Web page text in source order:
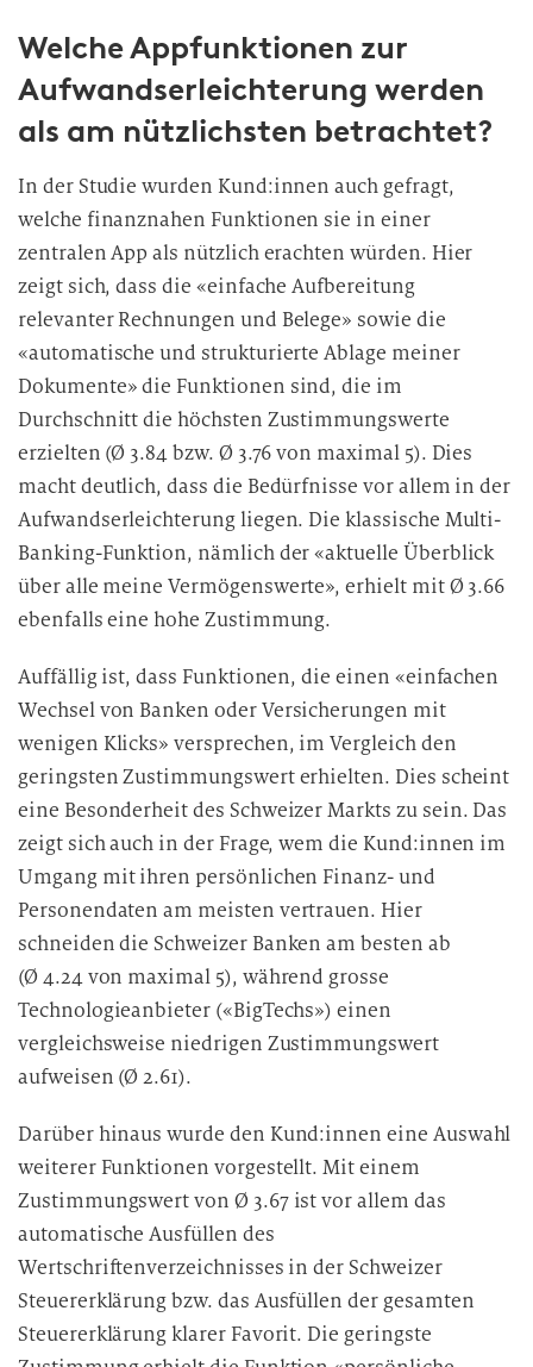
l
i
g
n
g
i
n
D
a
t
e
n
v
e
r
i
t
u
n
g
Welche Appfunktionen zur
Aufwandserleichterung werden
als am nützlichsten betrachtet?
In der Studie wurden Kund:innen auch gefragt,
welche finanznahen Funktionen sie in einer
zentralen App als nützlich erachten würden. Hier
zeigt sich, dass die «einfache Aufbereitung
relevanter Rechnungen und Belege» sowie die
«automatische und strukturierte Ablage meiner
Dokumente» die Funktionen sind, die im
Durchschnitt die höchsten Zustimmungswerte
erzielten (Ø 3.84 bzw. Ø 3.76 von maximal 5). Dies
macht deutlich, dass die Bedürfnisse vor allem in der
Aufwandserleichterung liegen. Die klassische Multi-
Banking-Funktion, nämlich der «aktuelle Überblick
über alle meine Vermögenswerte», erhielt mit Ø 3.66
ebenfalls eine hohe Zustimmung.
Auffällig ist, dass Funktionen, die einen «einfachen
Wechsel von Banken oder Versicherungen mit
wenigen Klicks» versprechen, im Vergleich den
geringsten Zustimmungswert erhielten. Dies scheint
eine Besonderheit des Schweizer Markts zu sein. Das
zeigt sich auch in der Frage, wem die Kund:innen im
Umgang mit ihren persönlichen Finanz- und
Personendaten am meisten vertrauen. Hier
schneiden die Schweizer Banken am besten ab
(Ø 4.24 von maximal 5), während grosse
Technologieanbieter («BigTechs») einen
vergleichsweise niedrigen Zustimmungswert
aufweisen (Ø 2.61).
Darüber hinaus wurde den Kund:innen eine Auswahl
weiterer Funktionen vorgestellt. Mit einem
Zustimmungswert von Ø 3.67 ist vor allem das
automatische Ausfüllen des
Wertschriftenverzeichnisses in der Schweizer
Steuererklärung bzw. das Ausfüllen der gesamten
Steuererklärung klarer Favorit. Die geringste